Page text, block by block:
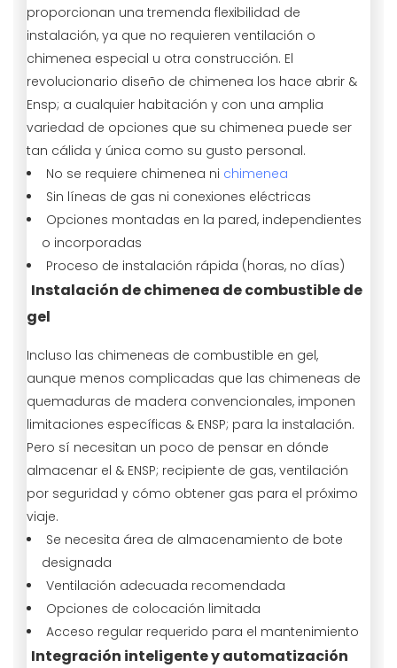
proporcionan una tremenda flexibilidad de
instalación, ya que no requieren ventilación o
chimenea especial u otra construcción. El
revolucionario diseño de chimenea los hace abrir &
Ensp; a cualquier habitación y con una amplia
variedad de opciones que su chimenea puede ser
tan cálida y única como su gusto personal.
No se requiere chimenea ni chimenea
Sin líneas de gas ni conexiones eléctricas
Opciones montadas en la pared, independientes
o incorporadas
Proceso de instalación rápida (horas, no días)
Instalación de chimenea de combustible de
gel
Incluso las chimeneas de combustible en gel,
aunque menos complicadas que las chimeneas de
quemaduras de madera convencionales, imponen
limitaciones específicas & ENSP; para la instalación.
Pero sí necesitan un poco de pensar en dónde
almacenar el & ENSP; recipiente de gas, ventilación
por seguridad y cómo obtener gas para el próximo
viaje.
Se necesita área de almacenamiento de bote
designada
Ventilación adecuada recomendada
Opciones de colocación limitada
Acceso regular requerido para el mantenimiento
Integración inteligente y automatización